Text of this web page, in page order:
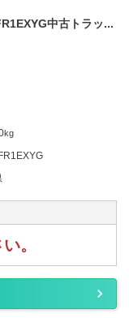
中古トラッ...
kg
。